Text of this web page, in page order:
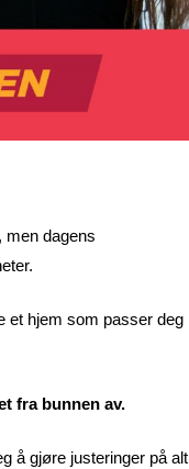
men dagens
et hjem som passer deg
fra bunnen av.
å gjøre justeringer på alt